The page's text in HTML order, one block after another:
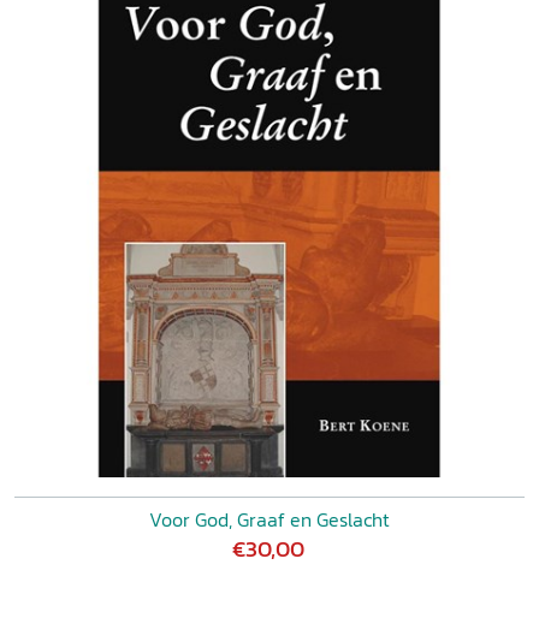
Voor God, Graaf en Geslacht
€30,00